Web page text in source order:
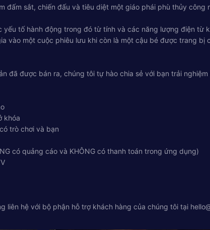
đấm sắt, chiến đấu và tiêu diệt một giáo phái phù thủy
tố hành động trong đó từ tính và các năng lượng điện
vào một cuộc phiêu lưu khi còn là một cậu bé được trang
đã được bán ra, chúng tôi tự hào chia sẻ với bạn trải
khóa
trò chơi và bạn
có quảng cáo và KHÔNG có thanh toán trong ứng dụng)
liên hệ với bộ phận hỗ trợ khách hàng của chúng tôi tại